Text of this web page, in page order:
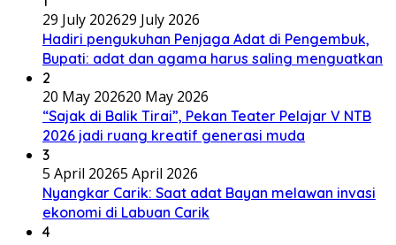
29 July 202629 July 2026
Hadiri pengukuhan Penjaga Adat di Pengembuk,
Bupati: adat dan agama harus saling menguatkan
2
20 May 202620 May 2026
“Sajak di Balik Tirai”, Pekan Teater Pelajar V NTB
2026 jadi ruang kreatif generasi muda
3
5 April 20265 April 2026
Nyangkar Carik: Saat adat Bayan melawan invasi
ekonomi di Labuan Carik
4